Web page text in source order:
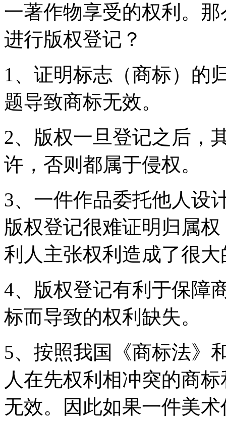
一著作物享受的权利。
进行版权登记？
1、证明标志（商标）的
题导致商标无效。
2、版权一旦登记之后，
许，否则都属于侵权。
3、一件作品委托他人设
版权登记很难证明归属
利人主张权利造成了很
4、版权登记有利于保障
标而导致的权利缺失。
5、按照我国《商标法》
人在先权利相冲突的商
无效。因此如果一件美